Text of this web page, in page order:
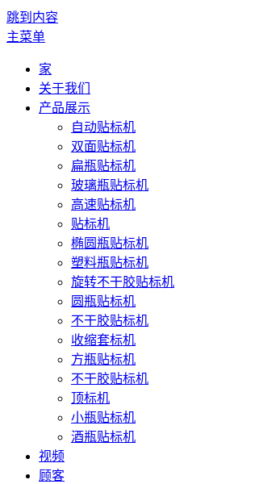
跳到内容
主菜单
家
关于我们
产品展示
自动贴标机
双面贴标机
扁瓶贴标机
玻璃瓶贴标机
高速贴标机
贴标机
椭圆瓶贴标机
塑料瓶贴标机
旋转不干胶贴标机
圆瓶贴标机
不干胶贴标机
收缩套标机
方瓶贴标机
不干胶贴标机
顶标机
小瓶贴标机
酒瓶贴标机
视频
顾客